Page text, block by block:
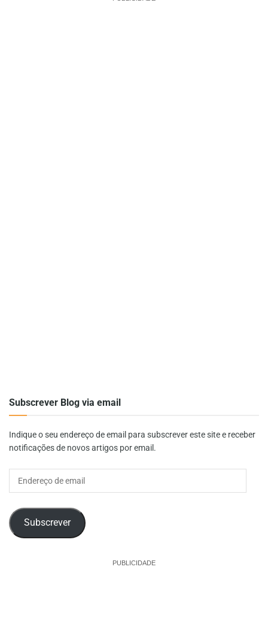
Subscrever Blog via email
Indique o seu endereço de email para subscrever este site e receber
notificações de novos artigos por email.
Endereço
Subscrever
PUBLICIDADE